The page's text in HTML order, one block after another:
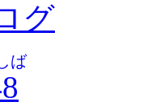
グ
ば